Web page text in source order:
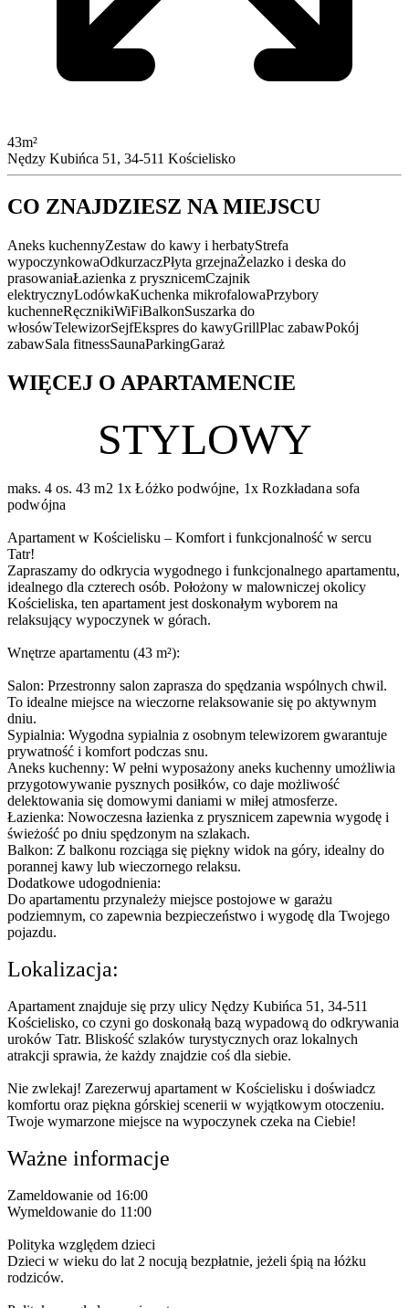
43m²
Nędzy Kubińca 51, 34-511 Kościelisko
CO ZNAJDZIESZ NA MIEJSCU
Aneks kuchennyZestaw do kawy i herbatyStrefa
wypoczynkowaOdkurzaczPłyta grzejnaŻelazko i deska do
prasowaniaŁazienka z prysznicemCzajnik
elektrycznyLodówkaKuchenka mikrofalowaPrzybory
kuchenneRęcznikiWiFiBalkonSuszarka do
włosówTelewizorSejfEkspres do kawyGrillPlac zabawPokój
zabawSala fitnessSaunaParkingGaraż
WIĘCEJ O APARTAMENCIE
STYLOWY
maks. 4 os. 43 m2 1x Łóżko podwójne, 1x Rozkładana sofa
podwójna
Apartament w Kościelisku – Komfort i funkcjonalność w sercu
Tatr!
Zapraszamy do odkrycia wygodnego i funkcjonalnego apartamentu,
idealnego dla czterech osób. Położony w malowniczej okolicy
Kościeliska, ten apartament jest doskonałym wyborem na
relaksujący wypoczynek w górach.
Wnętrze apartamentu (43 m²):
Salon: Przestronny salon zaprasza do spędzania wspólnych chwil.
To idealne miejsce na wieczorne relaksowanie się po aktywnym
dniu.
Sypialnia: Wygodna sypialnia z osobnym telewizorem gwarantuje
prywatność i komfort podczas snu.
Aneks kuchenny: W pełni wyposażony aneks kuchenny umożliwia
przygotowywanie pysznych posiłków, co daje możliwość
delektowania się domowymi daniami w miłej atmosferze.
Łazienka: Nowoczesna łazienka z prysznicem zapewnia wygodę i
świeżość po dniu spędzonym na szlakach.
Balkon: Z balkonu rozciąga się piękny widok na góry, idealny do
porannej kawy lub wieczornego relaksu.
Dodatkowe udogodnienia:
Do apartamentu przynależy miejsce postojowe w garażu
podziemnym, co zapewnia bezpieczeństwo i wygodę dla Twojego
pojazdu.
Lokalizacja:
Apartament znajduje się przy ulicy Nędzy Kubińca 51, 34-511
Kościelisko, co czyni go doskonałą bazą wypadową do odkrywania
uroków Tatr. Bliskość szlaków turystycznych oraz lokalnych
atrakcji sprawia, że każdy znajdzie coś dla siebie.
Nie zwlekaj! Zarezerwuj apartament w Kościelisku i doświadcz
komfortu oraz piękna górskiej scenerii w wyjątkowym otoczeniu.
Twoje wymarzone miejsce na wypoczynek czeka na Ciebie!
Ważne informacje
Zameldowanie od 16:00
Wymeldowanie do 11:00
Polityka względem dzieci
Dzieci w wieku do lat 2 nocują bezpłatnie, jeżeli śpią na łóżku
rodziców.